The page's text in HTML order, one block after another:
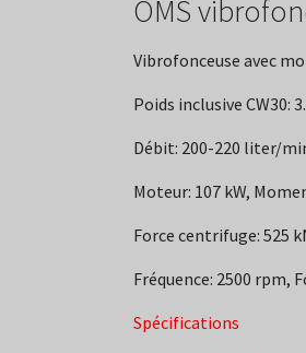
OMS
Vibrofonceuse avec
Poids inclusive CW30:
Débit: 200-220 liter/
Moteur: 107 kW,
Force centrifuge: 525
Fréquence: 2500 rpm,
Spécifications